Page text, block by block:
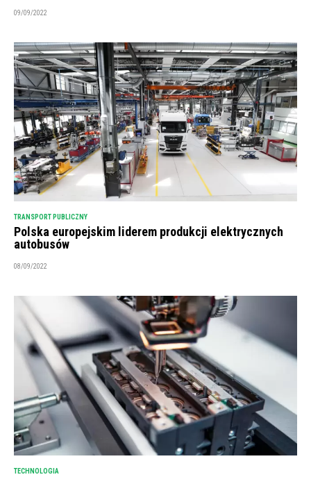
09/09/2022
TRANSPORT PUBLICZNY
Polska europejskim liderem produkcji elektrycznych
autobusów
08/09/2022
TECHNOLOGIA